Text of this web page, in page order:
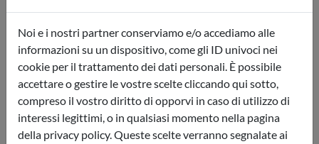
Bike & Boat al Tramonto
Peschiera del Garda (VR)
Noi e i nostri partner conserviamo e/o accediamo alle
informazioni su un dispositivo, come gli ID univoci nei
cookie per il trattamento dei dati personali. È possibile
accettare o gestire le vostre scelte cliccando qui sotto,
compreso il vostro diritto di opporvi in caso di utilizzo di
interessi legittimi, o in qualsiasi momento nella pagina
della privacy policy. Queste scelte verranno segnalate ai